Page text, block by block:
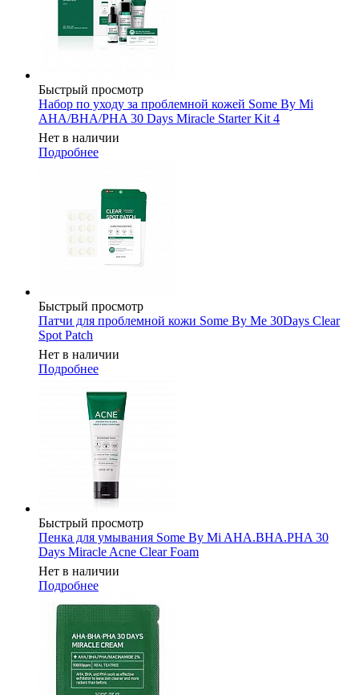
Быстрый просмотр
Набор по уходу за проблемной кожей Some By Mi
AHA/BHA/PHA 30 Days Miracle Starter Kit 4
Нет в наличии
Подробнее
Быстрый просмотр
Патчи для проблемной кожи Some By Me 30Days Clear
Spot Patch
Нет в наличии
Подробнее
Быстрый просмотр
Пенка для умывания Some By Mi AHA.BHA.PHA 30
Days Miracle Acne Clear Foam
Нет в наличии
Подробнее